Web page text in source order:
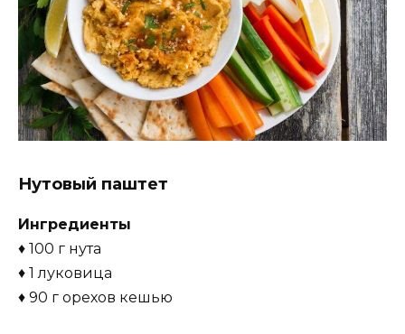
Нутовый паштет
Ингредиенты
♦ 100 г нута
♦ 1 луковица
♦ 90 г орехов кешью